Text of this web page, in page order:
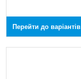
Перейти до варіантів